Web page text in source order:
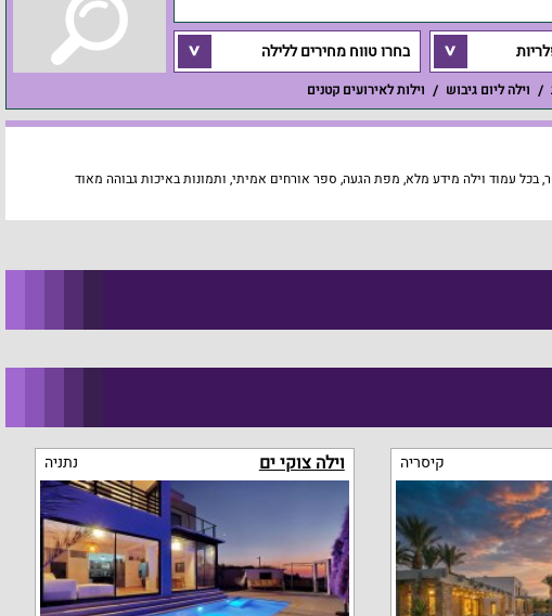
בחרו טווח מחירים ללילה
וילה ליום גיבוש וילות לאירועים קטנים
עמוד וילה מידע מלא, מפת הגעה, ספר אורחים אמיתי, ותמונות באיכות גבוהה מאוד
קיסריה וילה צוקי ים נתניה